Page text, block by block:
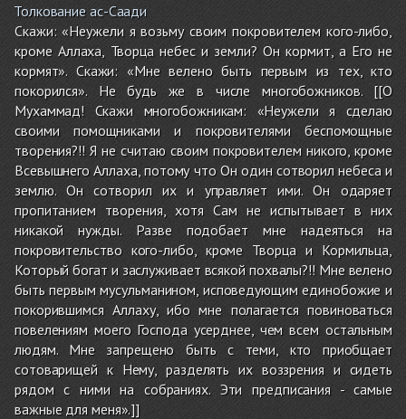
Толкование ас-Саади
Скажи: «Неужели я возьму своим покровителем кого-либо,
кроме Аллаха, Творца небес и земли? Он кормит, а Его не
кормят». Скажи: «Мне велено быть первым из тех, кто
покорился». Не будь же в числе многобожников. [[О
Мухаммад! Скажи многобожникам: «Неужели я сделаю
своими помощниками и покровителями беспомощные
творения?!! Я не считаю своим покровителем никого, кроме
Всевышнего Аллаха, потому что Он один сотворил небеса и
землю. Он сотворил их и управляет ими. Он одаряет
пропитанием творения, хотя Сам не испытывает в них
никакой нужды. Разве подобает мне надеяться на
покровительство кого-либо, кроме Творца и Кормильца,
Который богат и заслуживает всякой похвалы?!! Мне велено
быть первым мусульманином, исповедующим единобожие и
покорившимся Аллаху, ибо мне полагается повиноваться
повелениям моего Господа усерднее, чем всем остальным
людям. Мне запрещено быть с теми, кто приобщает
сотоварищей к Нему, разделять их воззрения и сидеть
рядом с ними на собраниях. Эти предписания - самые
важные для меня».]]